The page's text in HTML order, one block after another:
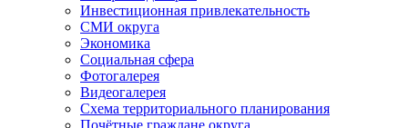
Инвестиционная привлекательность
СМИ округа
Экономика
Социальная сфера
Фотогалерея
Видеогалерея
Схема территориального планирования